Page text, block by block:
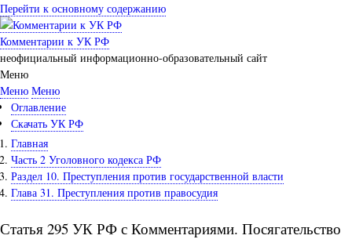
Перейти к основному содержанию
Комментарии к УК РФ
неофициальный информационно-образовательный сайт
Меню
Меню Меню
Оглавление
Скачать УК РФ
Главная
Часть 2 Уголовного кодекса РФ
Раздел 10. Преступления против государственной власти
Глава 31. Преступления против правосудия
Статья 295 УК РФ с Комментариями. Посягательство